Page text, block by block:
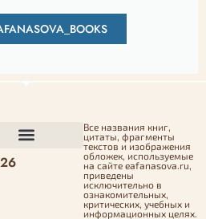
Все названия книг,
цитаты, фрагменты
текстов и изображения
обложек, используемые
на сайте eafanasova.ru,
приведены
исключительно в
ознакомительных,
критических, учебных и
информационных целях.